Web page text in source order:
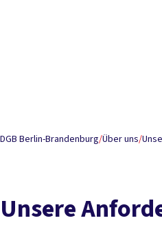
DGB Berlin-Brandenburg/Über uns/
Unsere